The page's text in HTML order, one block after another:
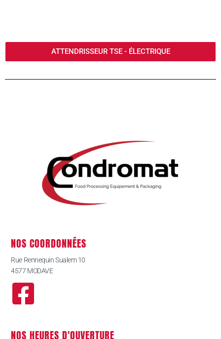
ATTENDRISSEUR TSE - ÉLECTRIQUE
NOS COORDONNÉES
Rue Rennequin Sualem 10
4577 MODAVE
NOS HEURES D'OUVERTURE